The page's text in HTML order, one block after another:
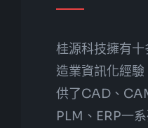
桂源科技擁有
造業資訊化經
供了CAD、
PLM、ERP一